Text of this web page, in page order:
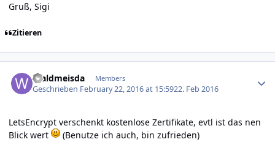
Gruß, Sigi
Zitieren
Waldmeisda Members
Geschrieben February 22, 2016 at 15:5922. Feb 2016
LetsEncrypt verschenkt kostenlose Zertifikate, evtl ist das nen
Blick wert
(Benutze ich auch, bin zufrieden)